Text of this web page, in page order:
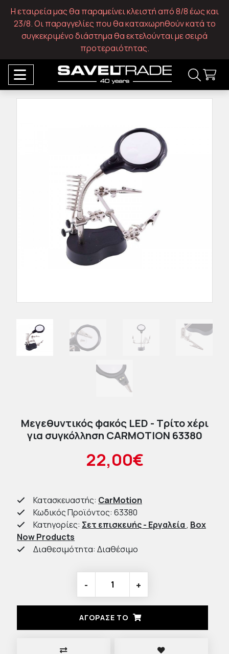
Η εταιρεία μας θα παραμείνει κλειστή από 8/8 έως και
23/8. Οι παραγγελίες που θα καταχωρηθούν κατά το
συγκεκριμένο διάστημα θα εκτελούνται με σειρά
προτεραιότητας.
Μεγεθυντικός φακός LED - Τρίτο χέρι
για συγκόλληση CARMOTION 63380
22,00€
Κατασκευαστής: CarMotion
Κωδικός Προϊόντος: 63380
Κατηγορίες: Σετ επισκευής - Εργαλεία, Box
Now Products
Διαθεσιμότητα: Διαθέσιμο
- +
ΑΓΟΡΑΣΈ ΤΟ